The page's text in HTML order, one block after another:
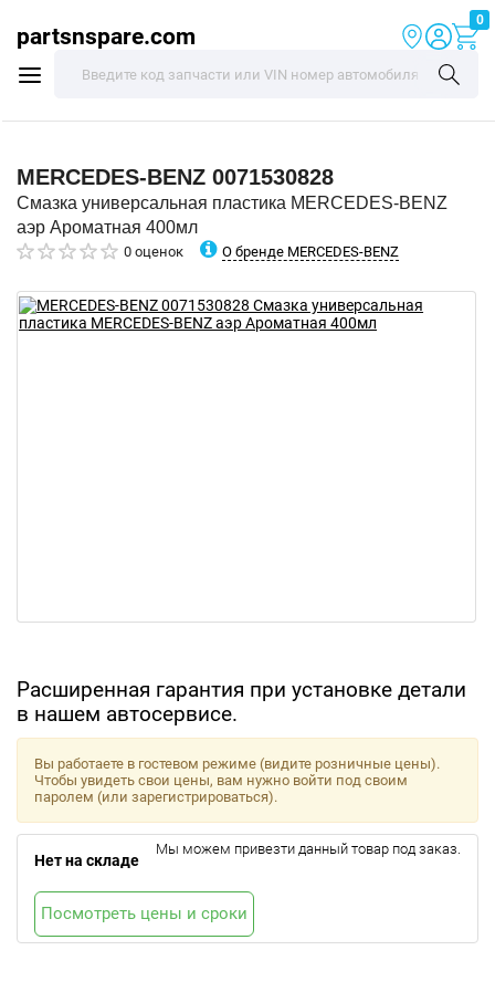
partsnspare.com
0
MERCEDES-BENZ 0071530828
Смазка универсальная пластика MERCEDES-BENZ
аэр Ароматная 400мл
0 оценок О бренде MERCEDES-BENZ
Расширенная гарантия при установке детали
в нашем автосервисе.
Вы работаете в гостевом режиме (видите розничные цены).
Чтобы увидеть свои цены, вам нужно войти под своим
паролем (или зарегистрироваться).
Нет на складе
Мы можем привезти данный товар под заказ.
Посмотреть цены и сроки